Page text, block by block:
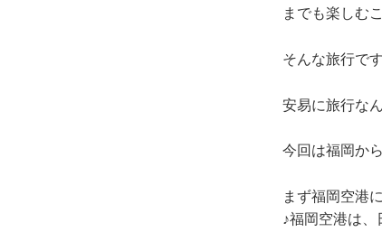
までも楽しむ
そんな旅行で
安易に旅行な
今回は福岡か
まず福岡空港
♪福岡空港は